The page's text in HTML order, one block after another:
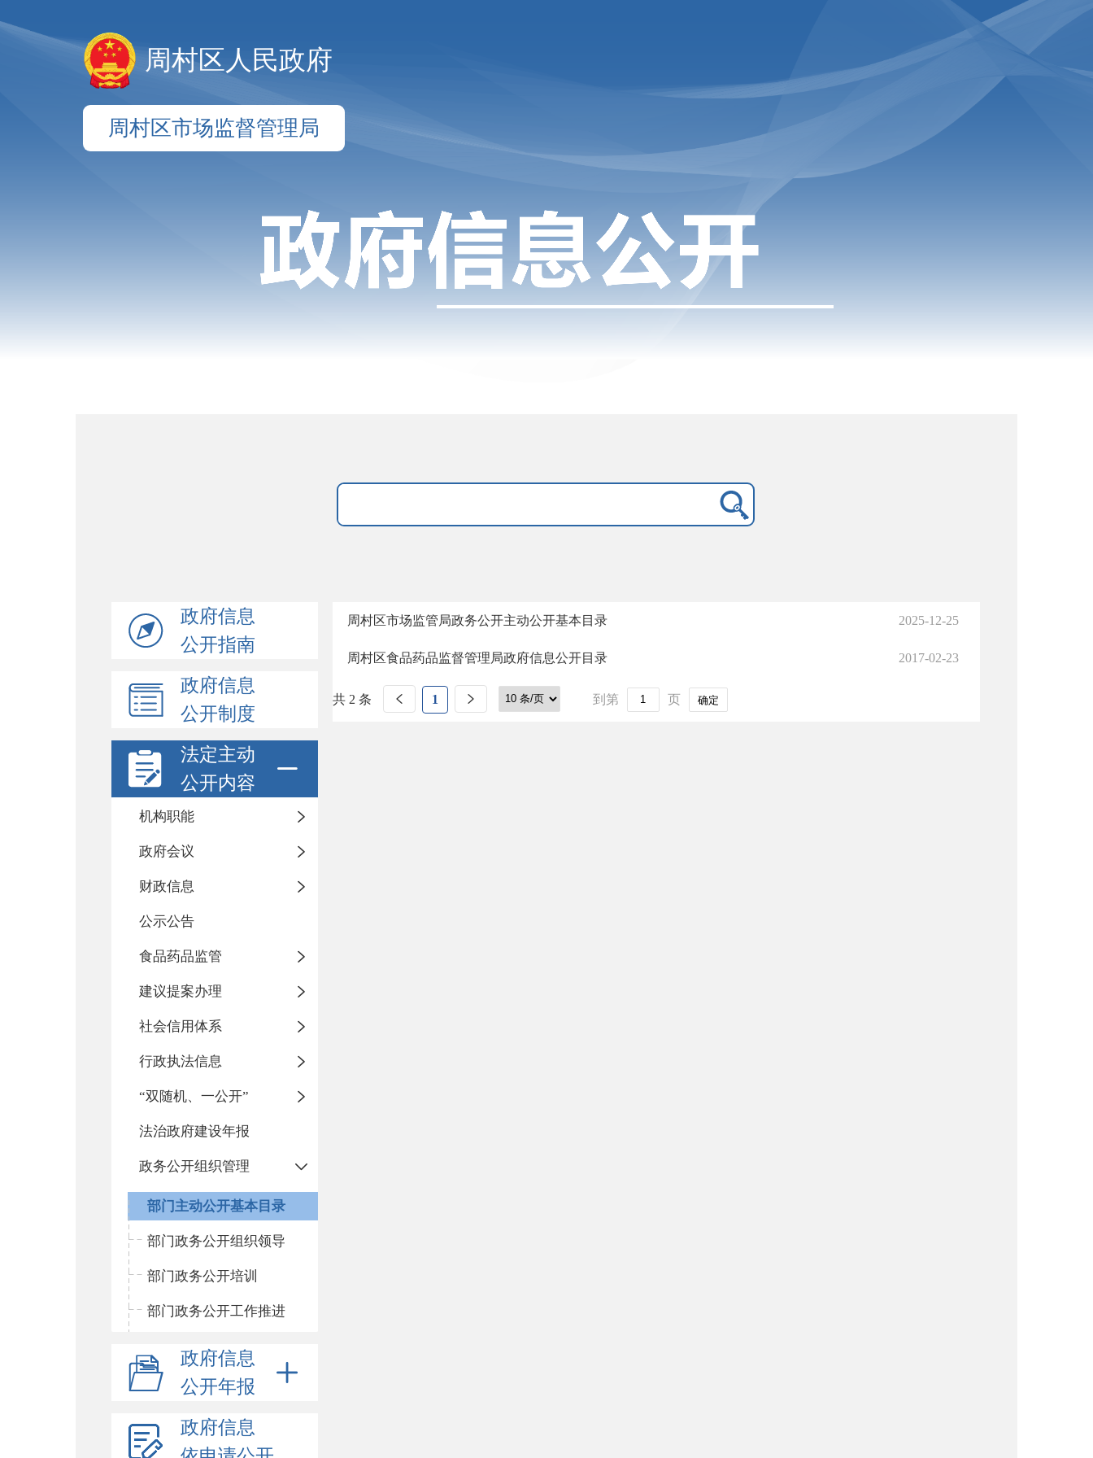
周村区人民政府
周村区市场监督管理局
政府信息
公开指南
政府信息
公开制度
法定主动
公开内容
机构职能
政府会议
财政信息
公示公告
食品药品监管
建议提案办理
社会信用体系
行政执法信息
“双随机、一公开”
法治政府建设年报
政务公开组织管理
部门主动公开基本目录
部门政务公开组织领导
部门政务公开培训
部门政务公开工作推进
政府信息
公开年报
政府信息
周村区市场监管局政务公开主动公开基本目录 2025-12-25
周村区食品药品监督管理局政府信息公开目录 2017-02-23
共 2 条 1 到第 页 确定